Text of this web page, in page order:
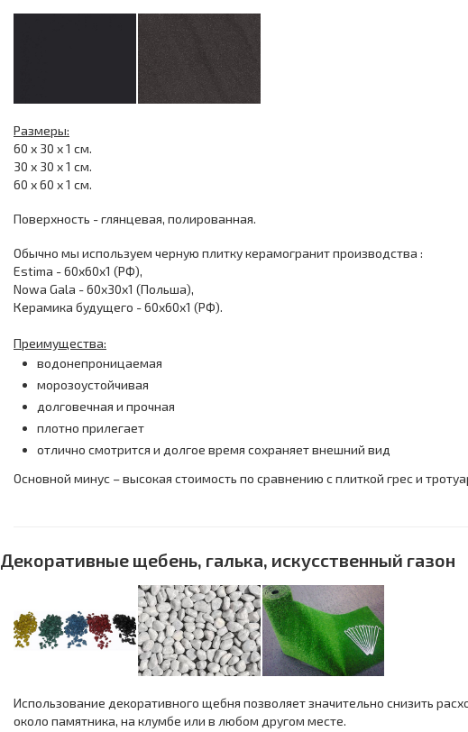
Размеры:
60 х 30 х 1 см.
30 х 30 х 1 см.
60 х 60 х 1 см.
Поверхность - глянцевая, полированная.
Обычно мы используем черную плитку керамогранит производства :
Estima - 60х60х1 (РФ),
Nowa Gala - 60x30x1 (Польша),
Керамика будущего - 60х60х1 (РФ).
Преимущества:
водонепроницаемая
морозоустойчивая
долговечная и прочная
плотно прилегает
отлично смотрится и долгое время сохраняет внешний вид
Основной минус – высокая стоимость по сравнению с плиткой грес и
Декоративные щебень, галька, искусственный газон
Использование декоративного щебня позволяет значительно снизить
около памятника, на клумбе или в любом другом месте.